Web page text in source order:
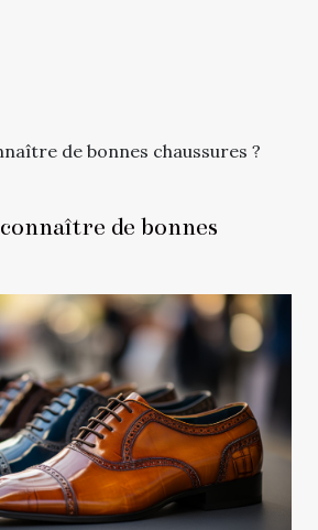
de bonnes chaussures ?
de bonnes